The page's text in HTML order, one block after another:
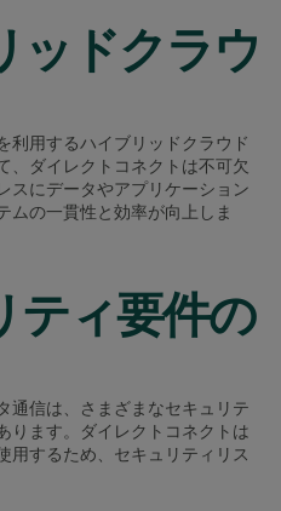
ッドクラウ
利用するハイブリッドクラウド
、ダイレクトコネクトは不可欠
スにデータやアプリケーション
ムの一貫性と効率が向上しま
ティ要件の
通信は、さまざまなセキュリテ
ります。ダイレクトコネクトは
用するため、セキュリティリス